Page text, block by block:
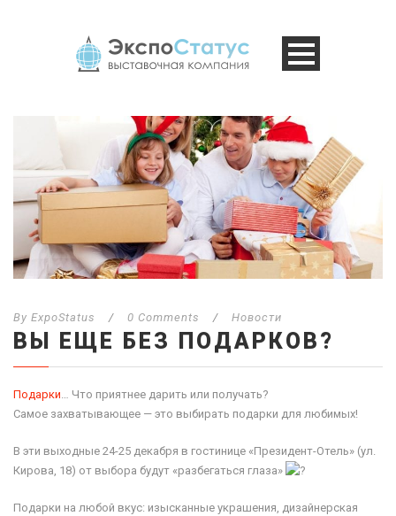
By ExpoStatus / 0 Comments / Новости
ВЫ ЕЩЕ БЕЗ ПОДАРКОВ?
Подарки … Что приятнее дарить или получать?
Самое захватывающее — это выбирать подарки для любимых!
В эти выходные 24-25 декабря в гостинице «Президент-Отель» (ул.
Кирова, 18) от выбора будут «разбегаться глаза»
Подарки на любой вкус: изысканные украшения, дизайнерская